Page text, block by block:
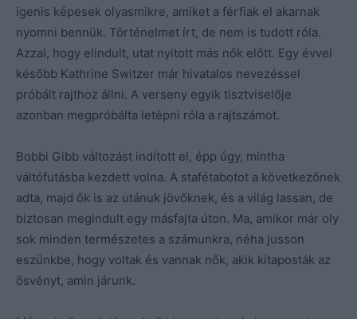
igenis képesek olyasmikre, amiket a férfiak el akarnak
nyomni bennük. Történelmet írt, de nem is tudott róla.
Azzal, hogy elindult, utat nyitott más nők előtt. Egy évvel
később Kathrine Switzer már hivatalos nevezéssel
próbált rajthoz állni. A verseny egyik tisztviselője
azonban megpróbálta letépni róla a rajtszámot.
Bobbi Gibb változást indított el, épp úgy, mintha
váltófutásba kezdett volna. A stafétabotot a következőnek
adta, majd ők is az utánuk jövőknek, és a világ lassan, de
biztosan megindult egy másfajta úton. Ma, amikor már oly
sok minden természetes a számunkra, néha jusson
eszünkbe, hogy voltak és vannak nők, akik kitaposták az
ösvényt, amin járunk.